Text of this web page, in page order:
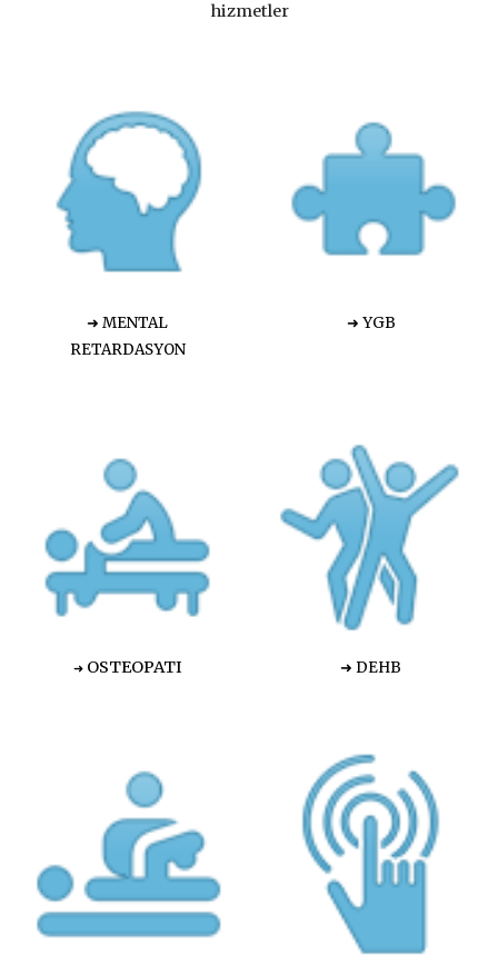
hizmetler
➜ MENTAL
RETARDASYON
➜ YGB
➜ OSTEOPATI ➜ DEHB